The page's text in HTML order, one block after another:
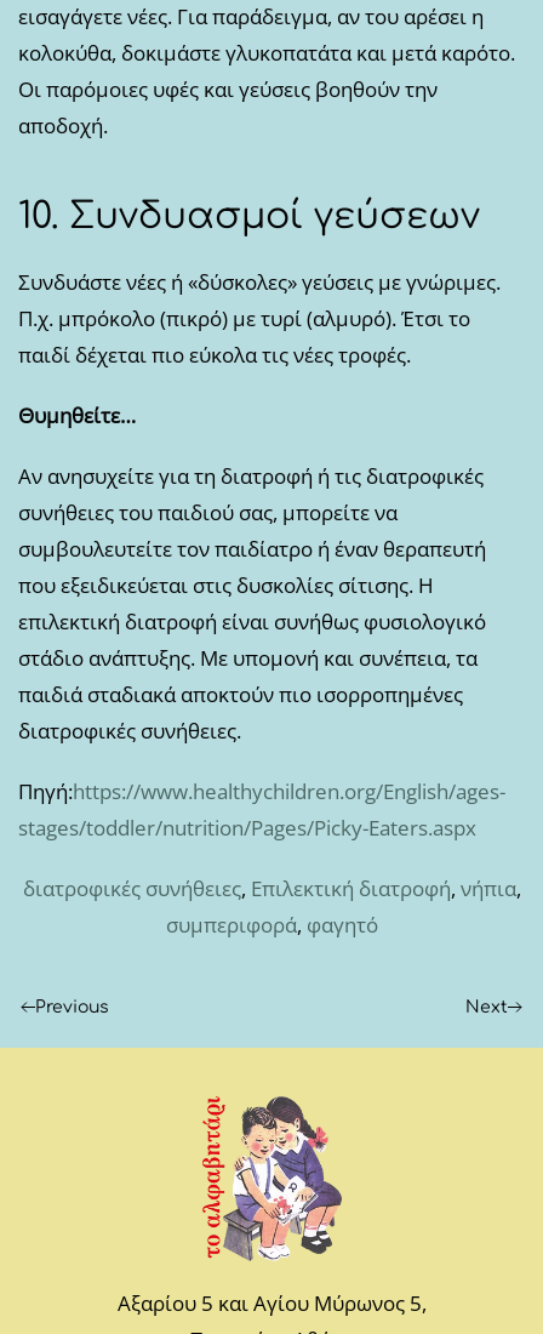
εισαγάγετε νέες. Για παράδειγμα, αν του αρέσει η
κολοκύθα, δοκιμάστε γλυκοπατάτα και μετά καρότο.
Οι παρόμοιες υφές και γεύσεις βοηθούν την
αποδοχή.
10. Συνδυασμοί γεύσεων
Συνδυάστε νέες ή «δύσκολες» γεύσεις με γνώριμες.
Π.χ. μπρόκολο (πικρό) με τυρί (αλμυρό). Έτσι το
παιδί δέχεται πιο εύκολα τις νέες τροφές.
Θυμηθείτε…
Αν ανησυχείτε για τη διατροφή ή τις διατροφικές
συνήθειες του παιδιού σας, μπορείτε να
συμβουλευτείτε τον παιδίατρο ή έναν θεραπευτή
που εξειδικεύεται στις δυσκολίες σίτισης. Η
επιλεκτική διατροφή είναι συνήθως φυσιολογικό
στάδιο ανάπτυξης. Με υπομονή και συνέπεια, τα
παιδιά σταδιακά αποκτούν πιο ισορροπημένες
διατροφικές συνήθειες.
Πηγή:https://www.healthychildren.org/English/ages-
stages/toddler/nutrition/Pages/Picky-Eaters.aspx
διατροφικές συνήθειες, Επιλεκτική διατροφή, νήπια,
συμπεριφορά, φαγητό
Previous Next
Αξαρίου 5 και Αγίου Μύρωνος 5,